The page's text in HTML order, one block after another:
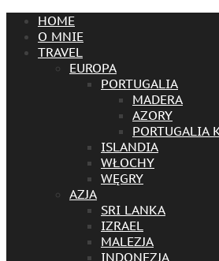
HOME
O MNIE
TRAVEL
EUROPA
PORTUGALIA
MADERA
AZORY
PORTUGALIA
ISLANDIA
WŁOCHY
WĘGRY
AZJA
SRI LANKA
IZRAEL
MALEZJA
INDONEZJA